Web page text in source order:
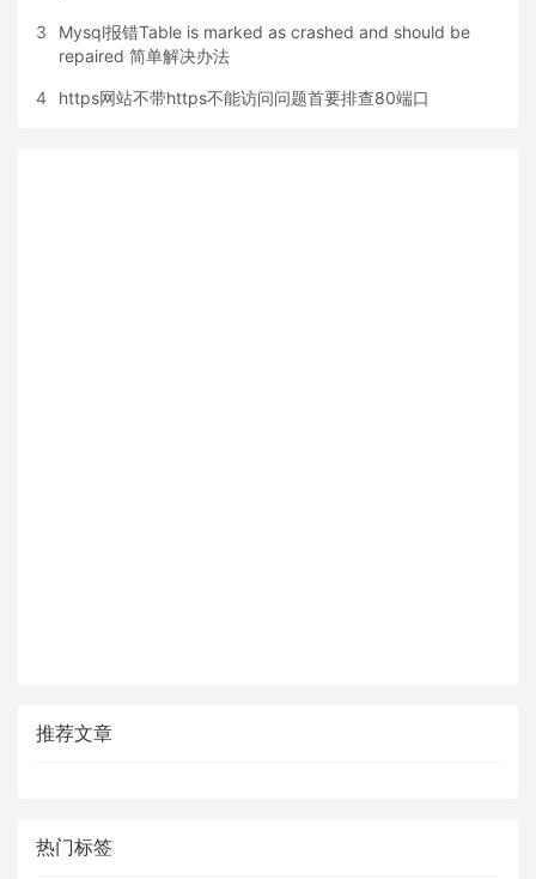
3
Mysql报错Table is marked as crashed and should be
repaired 简单解决办法
4 https网站不带https不能访问问题首要排查80端口
推荐文章
热门标签